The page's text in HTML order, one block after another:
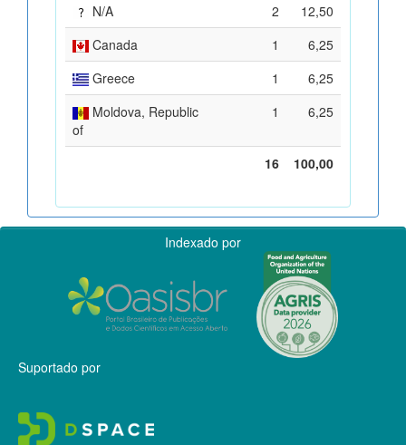
N/A
2
12,50
Canada
1
6,25
Greece
1
6,25
Moldova, Republic
of
1 6,25
16 100,00
Indexado por
Suportado por